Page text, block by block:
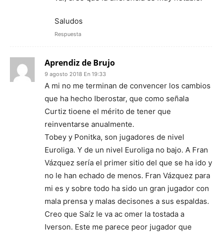
Saludos
Respuesta
Aprendiz de Brujo
9 agosto 2018 En 19:33
A mi no me terminan de convencer los cambios
que ha hecho Iberostar, que como señala
Curtiz tioene el mérito de tener que
reinventarse anualmente.
Tobey y Ponitka, son jugadores de nivel
Euroliga. Y de un nivel Euroliga no bajo. A Fran
Vázquez sería el primer sitio del que se ha ido y
no le han echado de menos. Fran Vázquez para
mi es y sobre todo ha sido un gran jugador con
mala prensa y malas decisones a sus espaldas.
Creo que Saíz le va ac omer la tostada a
Iverson. Este me parece peor jugador que